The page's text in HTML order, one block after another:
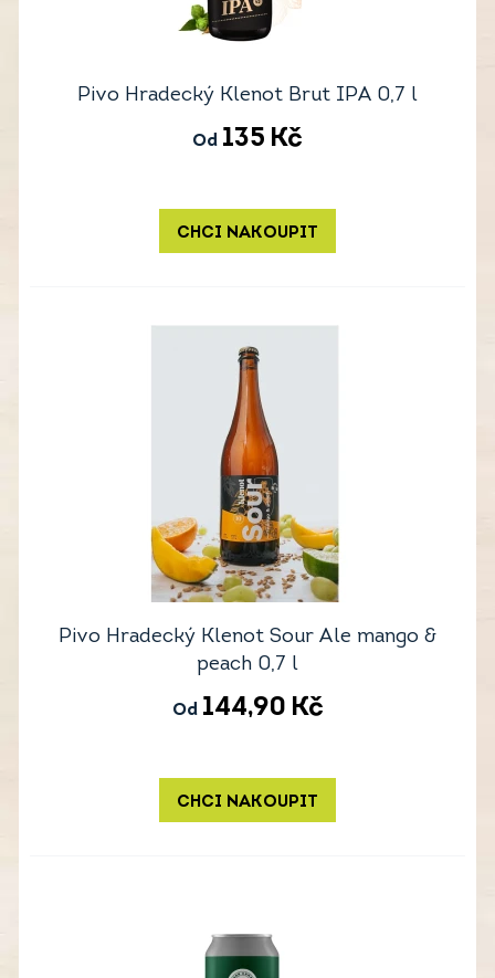
Pivo Hradecký Klenot Brut IPA 0,7 l
Od 135 Kč
CHCI NAKOUPIT
Pivo Hradecký Klenot Sour Ale mango &
peach 0,7 l
Od 144,90 Kč
CHCI NAKOUPIT